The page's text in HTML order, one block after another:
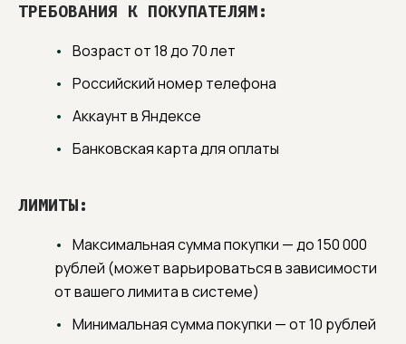
ТРЕБОВАНИЯ К ПОКУПАТЕЛЯМ:
Возраст от 18 до 70 лет
Российский номер телефона
Аккаунт в Яндексе
Банковская карта для оплаты
ЛИМИТЫ:
Максимальная сумма покупки — до 150 000
рублей (может варьироваться в зависимости
от вашего лимита в системе)
Минимальная сумма покупки — от 10 рублей